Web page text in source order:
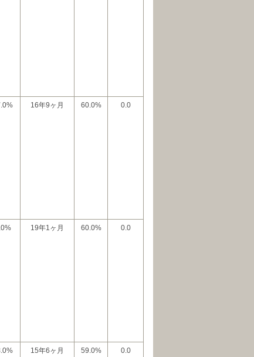
16年9ヶ月 60.0% 0.0
19年1ヶ月 60.0% 0.0
15年6ヶ月 59.0% 0.0